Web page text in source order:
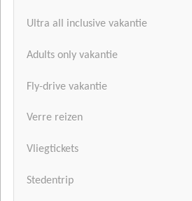
Ultra all inclusive vakantie
Adults only vakantie
Fly-drive vakantie
Verre reizen
Vliegtickets
Stedentrip